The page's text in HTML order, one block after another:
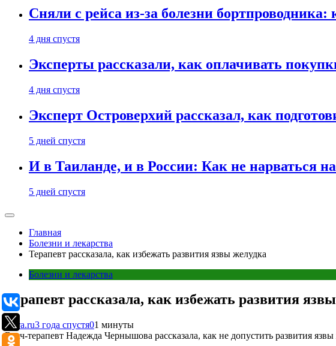
Сняли с рейса из-за болезни бортпроводника:
4 дня спустя
Эксперты рассказали, как оплачивать
4 дня спустя
Эксперт Островерхий рассказал, как
5 дней спустя
И в Таиланде, и в России: Как не нарваться
5 дней спустя
Главная
Болезни и лекарства
Терапевт рассказала, как избежать развития язвы желудка
Болезни и лекарства
Терапевт рассказала, как избежать развития
Ferra.ru3 года спустя01 минуты
Врач-терапевт Надежда Чернышова рассказала, как не допустить развития язвы